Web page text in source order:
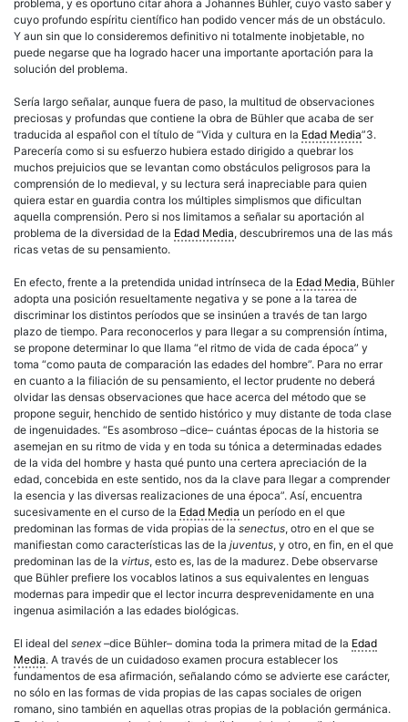
problema, y es oportuno citar ahora a Johannes Bühler, cuyo vasto saber y
cuyo profundo espíritu científico han podido vencer más de un obstáculo.
Y aun sin que lo consideremos definitivo ni totalmente inobjetable, no
puede negarse que ha logrado hacer una importante aportación para la
solución del problema.
Sería largo señalar, aunque fuera de paso, la multitud de observaciones
preciosas y profundas que contiene la obra de Bühler que acaba de ser
traducida al español con el título de “Vida y cultura en la Edad Media”3.
Parecería como si su esfuerzo hubiera estado dirigido a quebrar los
muchos prejuicios que se levantan como obstáculos peligrosos para la
comprensión de lo medieval, y su lectura será inapreciable para quien
quiera estar en guardia contra los múltiples simplismos que dificultan
aquella comprensión. Pero si nos limitamos a señalar su aportación al
problema de la diversidad de la Edad Media, descubriremos una de las más
ricas vetas de su pensamiento.
En efecto, frente a la pretendida unidad intrínseca de la Edad Media, Bühler
adopta una posición resueltamente negativa y se pone a la tarea de
discriminar los distintos períodos que se insinúen a través de tan largo
plazo de tiempo. Para reconocerlos y para llegar a su comprensión íntima,
se propone determinar lo que llama “el ritmo de vida de cada época” y
toma “como pauta de comparación las edades del hombre”. Para no errar
en cuanto a la filiación de su pensamiento, el lector prudente no deberá
olvidar las densas observaciones que hace acerca del método que se
propone seguir, henchido de sentido histórico y muy distante de toda clase
de ingenuidades. “Es asombroso –dice– cuántas épocas de la historia se
asemejan en su ritmo de vida y en toda su tónica a determinadas edades
de la vida del hombre y hasta qué punto una certera apreciación de la
edad, concebida en este sentido, nos da la clave para llegar a comprender
la esencia y las diversas realizaciones de una época”. Así, encuentra
sucesivamente en el curso de la Edad Media un período en el que
predominan las formas de vida propias de la senectus, otro en el que se
manifiestan como características las de la juventus, y otro, en fin, en el que
predominan las de la virtus, esto es, las de la madurez. Debe observarse
que Bühler prefiere los vocablos latinos a sus equivalentes en lenguas
modernas para impedir que el lector incurra desprevenidamente en una
ingenua asimilación a las edades biológicas.
El ideal del senex–dice Bühler– domina toda la primera mitad de la Edad
Media. A través de un cuidadoso examen procura establecer los
fundamentos de esa afirmación, señalando cómo se advierte ese carácter,
no sólo en las formas de vida propias de las capas sociales de origen
romano, sino también en aquellas otras propias de la población germánica.